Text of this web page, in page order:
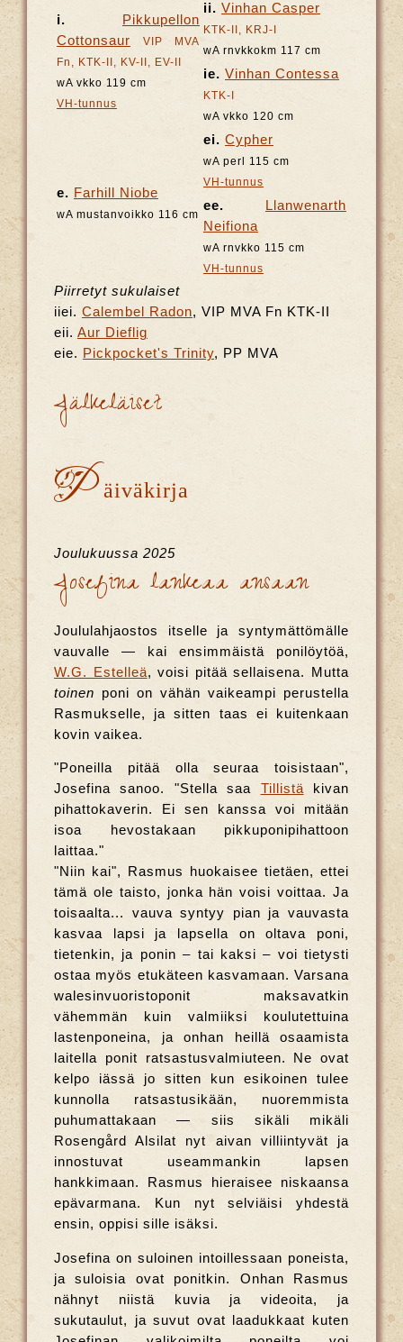
i.
Pikkupellon
Cottonsaur
VIP MVA
Fn, KTK-II, KV-II, EV-II
wA vkko 119 cm
VH-tunnus
ii. Vinhan Casper
KTK-II, KRJ-I
wA rnvkkokm 117 cm
ie. Vinhan Contessa
KTK-I
wA vkko 120 cm
e. Farhill Niobe
wA mustanvoikko 116 cm
ei. Cypher
wA perl 115 cm
VH-tunnus
ee.
Llanwenarth
Neifiona
wA rnvkko 115 cm
VH-tunnus
Piirretyt sukulaiset
iiei. Calembel Radon, VIP MVA Fn KTK-II
eii. Aur Dieflig
eie. Pickpocket's Trinity, PP MVA
Jälkeläiset
P äiväkirja
Joulukuussa 2025
Josefina lankeaa ansaan
Joululahjaostos itselle ja syntymättömälle
vauvalle — kai ensimmäistä ponilöytöä,
W.G. Estelleä, voisi pitää sellaisena. Mutta
toinen poni on vähän vaikeampi perustella
Rasmukselle, ja sitten taas ei kuitenkaan
kovin vaikea.
"Poneilla pitää olla seuraa toisistaan",
Josefina sanoo. "Stella saa Tillistäkivan
pihattokaverin. Ei sen kanssa voi mitään
isoa hevostakaan pikkuponipihattoon
laittaa."
"Niin kai", Rasmus huokaisee tietäen, ettei
tämä ole taisto, jonka hän voisi voittaa. Ja
toisaalta... vauva syntyy pian ja vauvasta
kasvaa lapsi ja lapsella on oltava poni,
tietenkin, ja ponin – tai kaksi – voi tietysti
ostaa myös etukäteen kasvamaan. Varsana
walesinvuoristoponit maksavatkin
vähemmän kuin valmiiksi koulutettuina
lastenponeina, ja onhan heillä osaamista
laitella ponit ratsastusvalmiuteen. Ne ovat
kelpo iässä jo sitten kun esikoinen tulee
kunnolla ratsastusikään, nuoremmista
puhumattakaan — siis sikäli mikäli
Rosengård Alsilat nyt aivan villiintyvät ja
innostuvat useammankin lapsen
hankkimaan. Rasmus hieraisee niskaansa
epävarmana. Kun nyt selviäisi yhdestä
ensin, oppisi sille isäksi.
Josefina on suloinen intoillessaan poneista,
ja suloisia ovat ponitkin. Onhan Rasmus
nähnyt niistä kuvia ja videoita, ja
sukutaulut, ja suvut ovat laadukkaat kuten